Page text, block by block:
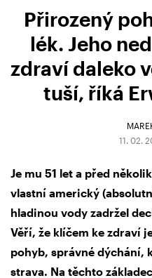
Přirozený
lék. Jeho
zdraví daleko
tuší, říká
11. 02.
Je mu 51 let a před
vlastní americký
hladinou vody zadržel
Věří, že klíčem ke zdraví
pohyb, správné dýchání,
strava. Na těchto